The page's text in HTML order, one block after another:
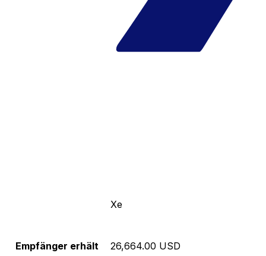
Xe
Empfänger erhält
26,664.00 USD